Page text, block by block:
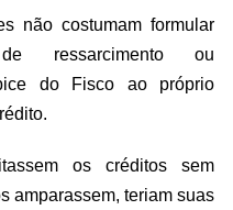
não costumam formular
ressarcimento ou
do Fisco ao próprio
os créditos sem
amparassem, teriam suas